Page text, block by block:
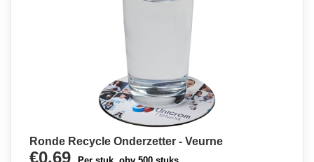
Ronde Recycle Onderzetter - Veurne
€0,69